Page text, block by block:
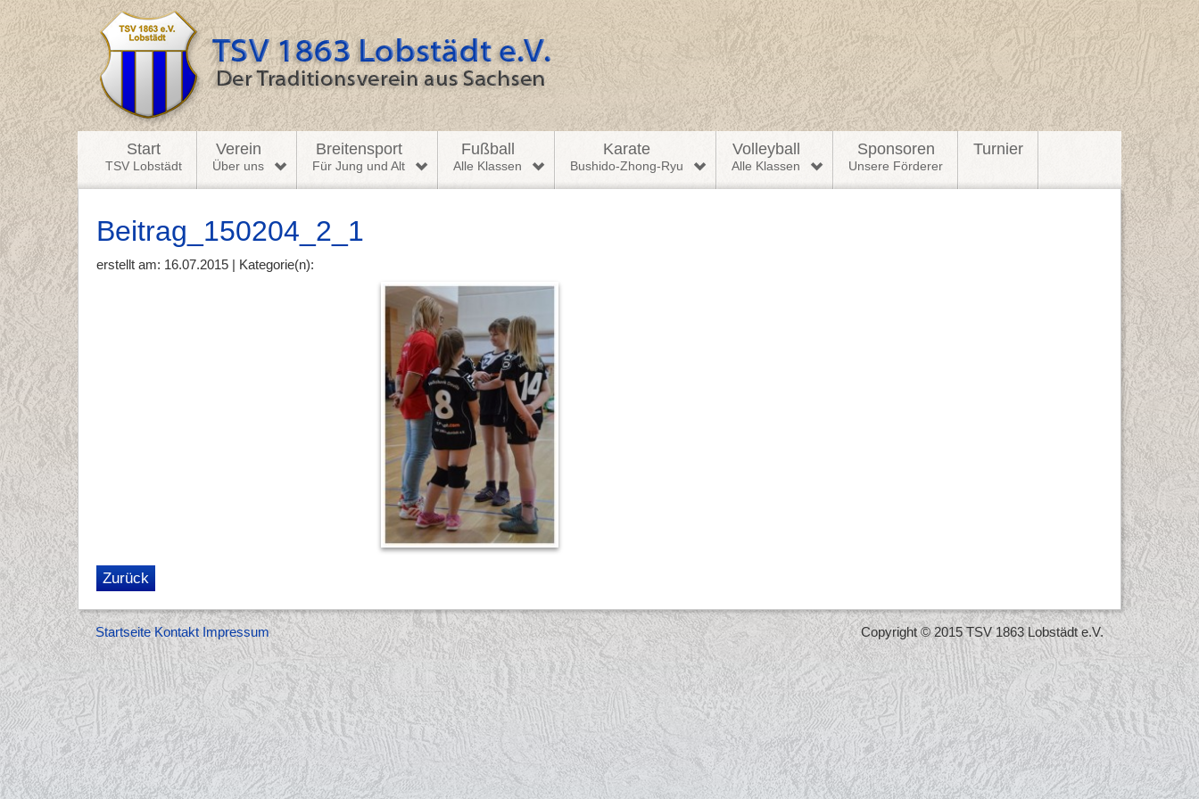
Start
TSV Lobstädt
Verein
Über uns
Breitensport
Für Jung und Alt
Fußball
Alle Klassen
Karate
Bushido-Zhong-Ryu
Volleyball
Alle Klassen
Sponsoren
Unsere Förderer
Turnier
Beitrag_150204_2_1
erstellt am: 16.07.2015 | Kategorie(n):
Zurück
Startseite Kontakt Impressum Copyright © 2015 TSV 1863 Lobstädt e.V.